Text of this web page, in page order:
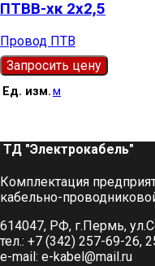
ПТВВ-хк 2х2,5
Провод ПТВ
Запросить цену
Ед. изм.м
ТД "Электрокабель"​
Комплектация
кабельно-
614047, РФ, г.Пермь,
тел.: +7 (342) 257-69-26,
e-mail: e-kabel@mail.ru